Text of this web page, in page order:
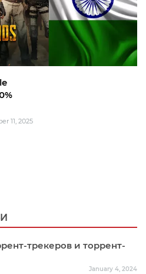
11, 2025
трекеров и торрент-
January 4, 2024